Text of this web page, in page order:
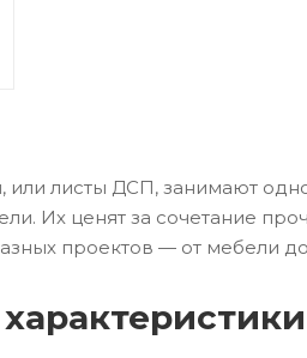
листы ДСП, занимают
Их ценят за сочетание
проектов — от мебели